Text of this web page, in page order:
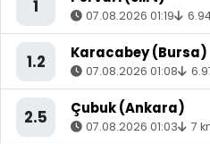
1 07.08.2026 01:19
1.2 Karacabey (Bursa)
07.08.2026 01:08
2.5 Çubuk (Ankara)
07.08.2026 01:03 7